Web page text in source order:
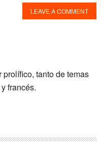
LEAVE A COMMENT
prolífico, tanto de temas
francés.